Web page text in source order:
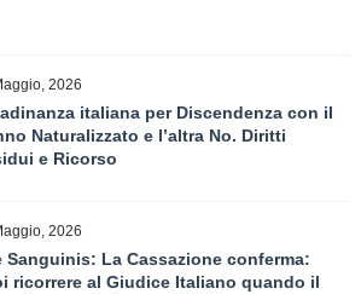
2026
italiana per Discendenza con il
Naturalizzato e l’altra No. Diritti
e Ricorso
2026
Sanguinis: La Cassazione conferma:
ricorrere al Giudice Italiano quando il